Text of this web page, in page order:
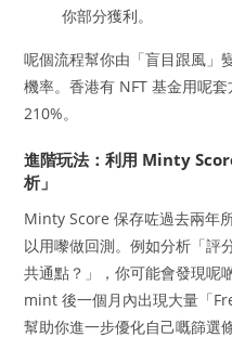
你部分獲利。
呢個流程幫你由「盲目跟風」
機率。香港有 NFT 基金用呢
210%。
進階玩法：利用 Minty
析」
Minty Score 保存咗過去兩年
以用嚟做回測。例如分析「評
共通點？」，你可能會發現呢
mint 後一個月內出現大量「
幫助你進一步優化自己嘅篩選條